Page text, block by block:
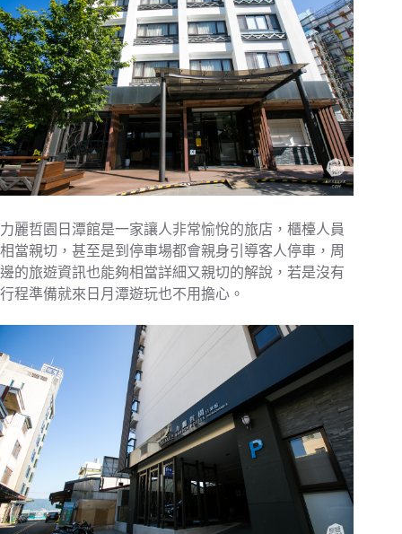
力麗哲園日潭館是一家讓人非常愉悅的旅店，櫃檯人員
相當親切，甚至是到停車場都會親身引導客人停車，周
邊的旅遊資訊也能夠相當詳細又親切的解說，若是沒有
行程準備就來日月潭遊玩也不用擔心。